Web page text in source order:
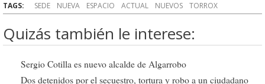
TAGS: SEDE NUEVA ESPACIO ACTUAL NUEVOS TORROX
Quizás también le interese:
Sergio Cotilla es nuevo alcalde de Algarrobo
Dos detenidos por el secuestro, tortura y robo a un ciudadano